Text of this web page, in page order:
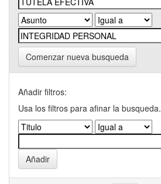
Comenzar nueva busqueda
Añadir filtros:
Usa los filtros para afinar la busqueda.